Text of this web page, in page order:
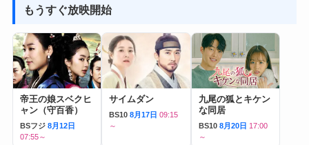
もうすぐ放映開始
帝王の娘スベクヒ
ャン（守百香）
BSフジ 8月12日
07:55～
サイムダン
BS10 8月17日 09:15
～
九尾の狐とキケン
な同居
BS10 8月20日 17:00
～